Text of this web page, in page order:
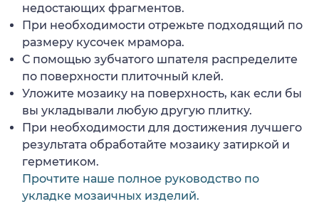
недостающих фрагментов.
При необходимости отрежьте подходящий по
размеру кусочек мрамора.
С помощью зубчатого шпателя распределите
по поверхности плиточный клей.
Уложите мозаику на поверхность, как если бы
вы укладывали любую другую плитку.
При необходимости для достижения лучшего
результата обработайте мозаику затиркой и
герметиком.
Прочтите наше полное руководство по
укладке мозаичных изделий.